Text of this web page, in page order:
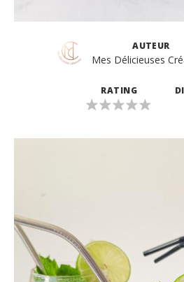
AUTEUR
Mes Délicieuses
RATING